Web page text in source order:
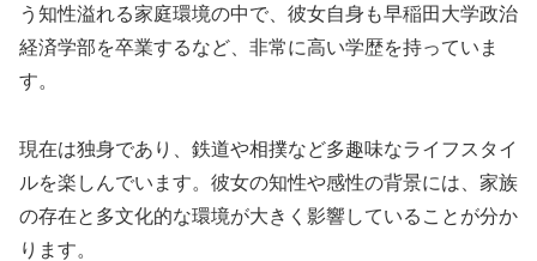
う知性溢れる家庭環境の中で、彼女自身も早稲田大学政治
経済学部を卒業するなど、非常に高い学歴を持っていま
す。
現在は独身であり、鉄道や相撲など多趣味なライフスタイ
ルを楽しんでいます。彼女の知性や感性の背景には、家族
の存在と多文化的な環境が大きく影響していることが分か
ります。